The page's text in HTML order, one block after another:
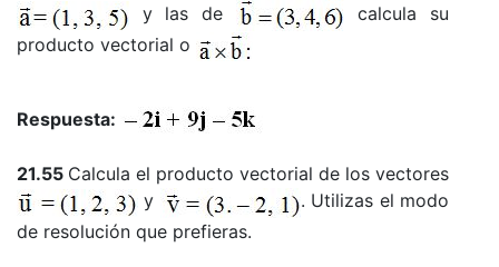
y las de
calcula su
producto vectorial o
Respuesta:
21.55 Calcula el producto vectorial de los vectores
y
. Utilizas el modo
de resolución que prefieras.